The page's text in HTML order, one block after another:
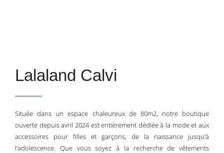
Lalaland Calvi
Située dans un espace chaleureux de 80m2, notre boutique
ouverte depuis avril 2024 est entièrement dédiée à la mode et aux
accessoires pour filles et garçons, de la naissance jusqu’à
l’adolescence. Que vous soyez à la recherche de vêtements